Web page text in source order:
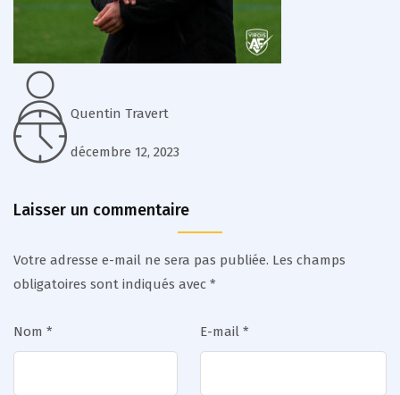
Quentin Travert
décembre 12, 2023
Laisser un commentaire
Votre adresse e-mail ne sera pas publiée. Les champs
obligatoires sont indiqués avec *
Nom * E-mail *